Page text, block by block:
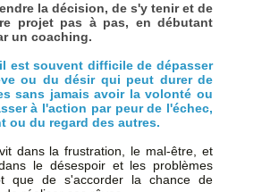
la décision, de s'y tenir et de
projet pas à pas, en débutant
un coaching.
est souvent difficile de dépasser
ou du désir qui peut durer de
sans jamais avoir la volonté ou
à l'action par peur de l'échec,
ou du regard des autres.
dans la frustration, le mal-être, et
le désespoir et les problèmes
que de s'accorder la chance de